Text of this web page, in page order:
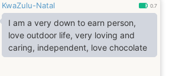
KwaZulu-Natal 0.7
I am a very down to earn person,
love outdoor life, very loving and
caring, independent, love chocolate